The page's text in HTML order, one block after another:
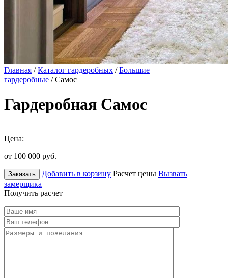
Главная /Каталог гардеробных /Большие
гардеробные / Самос
Гардеробная Самос
Цена:
от 100 000 руб.
Заказать Добавить в корзину Расчет цены Вызвать
замерщика
Получить расчет